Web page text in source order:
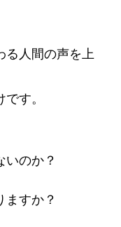
る人間の声を上
す。
のか？
ますか？